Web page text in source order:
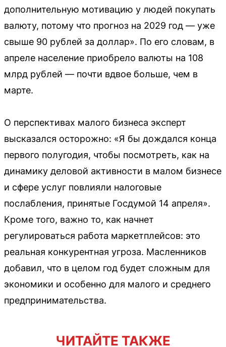
дополнительную мотивацию у людей покупать
валюту, потому что прогноз на 2029 год — уже
свыше 90 рублей за доллар». По его словам, в
апреле население приобрело валюты на 108
млрд рублей — почти вдвое больше, чем в
марте.
О перспективах малого бизнеса эксперт
высказался осторожно: «Я бы дождался конца
первого полугодия, чтобы посмотреть, как на
динамику деловой активности в малом бизнесе
и сфере услуг повлияли налоговые
послабления, принятые Госдумой 14 апреля».
Кроме того, важно то, как начнет
регулироваться работа маркетплейсов: это
реальная конкурентная угроза. Масленников
добавил, что в целом год будет сложным для
экономики и особенно для малого и среднего
предпринимательства.
ЧИТАЙТЕ ТАКЖЕ